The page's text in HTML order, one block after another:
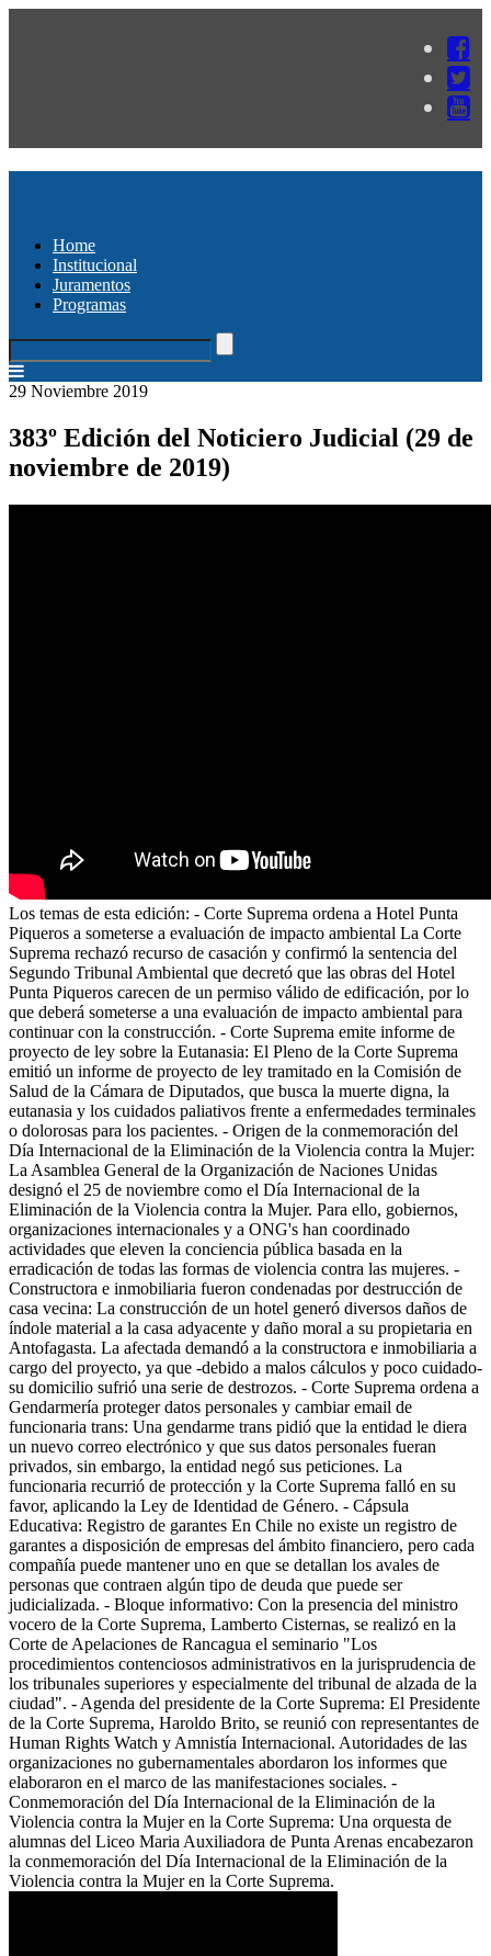
Home
Institucional
Juramentos
Programas
29 Noviembre 2019
383º Edición del Noticiero Judicial (29 de
noviembre de 2019)
Los temas de esta edición: - Corte Suprema ordena a Hotel Punta
Piqueros a someterse a evaluación de impacto ambiental La Corte
Suprema rechazó recurso de casación y confirmó la sentencia del
Segundo Tribunal Ambiental que decretó que las obras del Hotel
Punta Piqueros carecen de un permiso válido de edificación, por lo
que deberá someterse a una evaluación de impacto ambiental para
continuar con la construcción. - Corte Suprema emite informe de
proyecto de ley sobre la Eutanasia: El Pleno de la Corte Suprema
emitió un informe de proyecto de ley tramitado en la Comisión de
Salud de la Cámara de Diputados, que busca la muerte digna, la
eutanasia y los cuidados paliativos frente a enfermedades terminales
o dolorosas para los pacientes. - Origen de la conmemoración del
Día Internacional de la Eliminación de la Violencia contra la Mujer:
La Asamblea General de la Organización de Naciones Unidas
designó el 25 de noviembre como el Día Internacional de la
Eliminación de la Violencia contra la Mujer. Para ello, gobiernos,
organizaciones internacionales y a ONG's han coordinado
actividades que eleven la conciencia pública basada en la
erradicación de todas las formas de violencia contra las mujeres. -
Constructora e inmobiliaria fueron condenadas por destrucción de
casa vecina: La construcción de un hotel generó diversos daños de
índole material a la casa adyacente y daño moral a su propietaria en
Antofagasta. La afectada demandó a la constructora e inmobiliaria a
cargo del proyecto, ya que -debido a malos cálculos y poco cuidado-
su domicilio sufrió una serie de destrozos. - Corte Suprema ordena a
Gendarmería proteger datos personales y cambiar email de
funcionaria trans: Una gendarme trans pidió que la entidad le diera
un nuevo correo electrónico y que sus datos personales fueran
privados, sin embargo, la entidad negó sus peticiones. La
funcionaria recurrió de protección y la Corte Suprema falló en su
favor, aplicando la Ley de Identidad de Género. - Cápsula
Educativa: Registro de garantes En Chile no existe un registro de
garantes a disposición de empresas del ámbito financiero, pero cada
compañía puede mantener uno en que se detallan los avales de
personas que contraen algún tipo de deuda que puede ser
judicializada. - Bloque informativo: Con la presencia del ministro
vocero de la Corte Suprema, Lamberto Cisternas, se realizó en la
Corte de Apelaciones de Rancagua el seminario "Los
procedimientos contenciosos administrativos en la jurisprudencia de
los tribunales superiores y especialmente del tribunal de alzada de la
ciudad". - Agenda del presidente de la Corte Suprema: El Presidente
de la Corte Suprema, Haroldo Brito, se reunió con representantes de
Human Rights Watch y Amnistía Internacional. Autoridades de las
organizaciones no gubernamentales abordaron los informes que
elaboraron en el marco de las manifestaciones sociales. -
Conmemoración del Día Internacional de la Eliminación de la
Violencia contra la Mujer en la Corte Suprema: Una orquesta de
alumnas del Liceo Maria Auxiliadora de Punta Arenas encabezaron
la conmemoración del Día Internacional de la Eliminación de la
Violencia contra la Mujer en la Corte Suprema.